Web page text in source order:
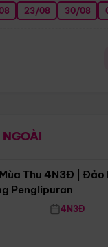
23/08 30/08
Thu 4N3Đ | Đảo
Penglipuran
4N3Đ